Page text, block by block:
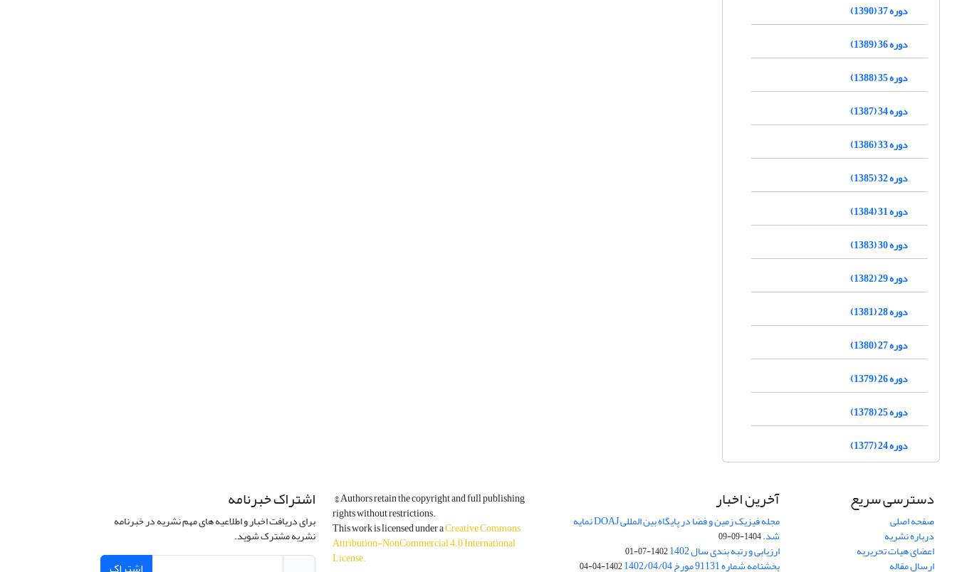
دوره 37 (1390)
دوره 36 (1389)
دوره 35 (1388)
دوره 34 (1387)
دوره 33 (1386)
دوره 32 (1385)
دوره 31 (1384)
دوره 30 (1383)
دوره 29 (1382)
دوره 28 (1381)
دوره 27 (1380)
دوره 26 (1379)
دوره 25 (1378)
دوره 24 (1377)
دسترسی سریع
صفحه اصلی
درباره نشریه
اعضای هیات تحریریه
ارسال مقاله
آخرین اخبار
مجله فیزیک زمین و فضا در پایگاه بین المللی DOAJ نمایه
شد.1404-09-09
ارزیابی و رتبه بندی سال 1402 1402-07-01
بخشنامه شماره 91131 مورخ 1402/04/04 1402-04-04
© Authors retain the copyright and full publishing
rights without restrictions.
This work is licensed under aCreative Commons
Attribution-NonCommercial 4.0 International
License.
اشتراک خبرنامه
برای دریافت اخبار و اطلاعیه های مهم نشریه در خبرنامه
نشریه مشترک شوید.